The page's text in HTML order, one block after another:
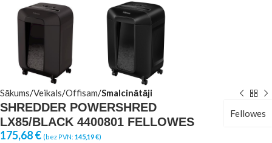
Sākums Veikals Offisam Smalcinātāji
SHREDDER POWERSHRED
LX85/BLACK 4400801 FELLOWES
Fellowes
175,68€ (bez PVN: 145,19€)